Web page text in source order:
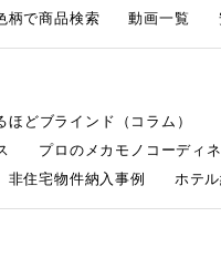
柄で商品検索 動画一覧
ほどブラインド（コラム）
プロのメカモノコーディ
非住宅物件納入事例 ホテ